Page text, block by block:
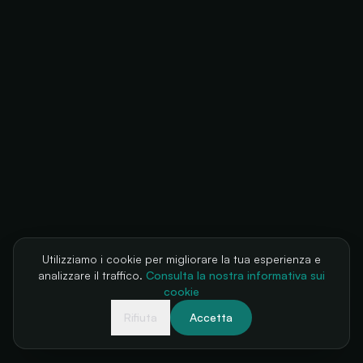
Utilizziamo i cookie per migliorare la tua esperienza e
analizzare il traffico. Consulta la nostra informativa sui
cookie
Rifiuta
Accetta